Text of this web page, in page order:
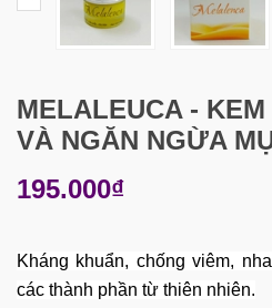
MELALEUCA -
VÀ NGĂN NGỪA
195.000₫
Kháng khuẩn, chống viêm,
các thành phần từ thiên nhiên.